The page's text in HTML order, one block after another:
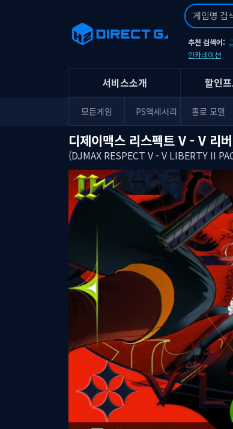
추천 검색어:
인카네이션
서비스소개 할인
모든게임 PS액세서리 홀로 모델
디제이맥스 리스펙트 V - V 리
(DJMAX RESPECT V - V LIBERTY II